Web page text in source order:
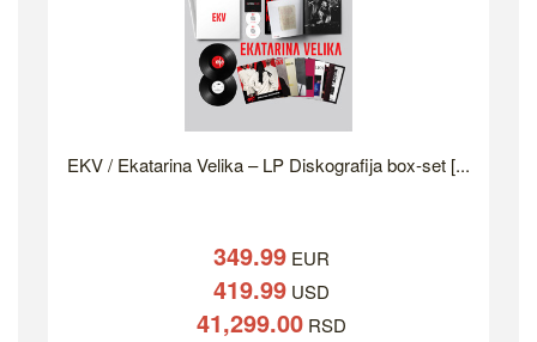
EKV / Ekatarina Velika – LP Diskografija box-set [...
349.99 EUR
419.99 USD
41,299.00 RSD